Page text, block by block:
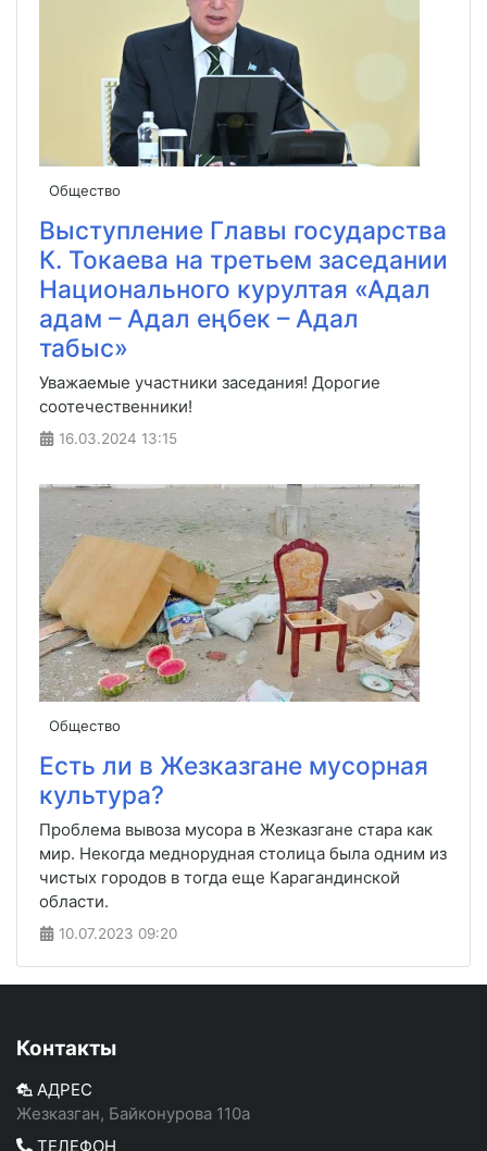
Общество
Выступление Главы государства
К. Токаева на третьем заседании
Национального курултая «Адал
адам – Адал еңбек – Адал
табыс»
Уважаемые участники заседания! Дорогие
соотечественники!
16.03.2024 13:15
Общество
Есть ли в Жезказгане мусорная
культура?
Проблема вывоза мусора в Жезказгане стара как
мир. Некогда меднорудная столица была одним из
чистых городов в тогда еще Карагандинской
области.
10.07.2023 09:20
Контакты
АДРЕС
Жезказган, Байконурова 110а
ТЕЛЕФОН